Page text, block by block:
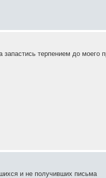
терпением до моего
и не получивших письма